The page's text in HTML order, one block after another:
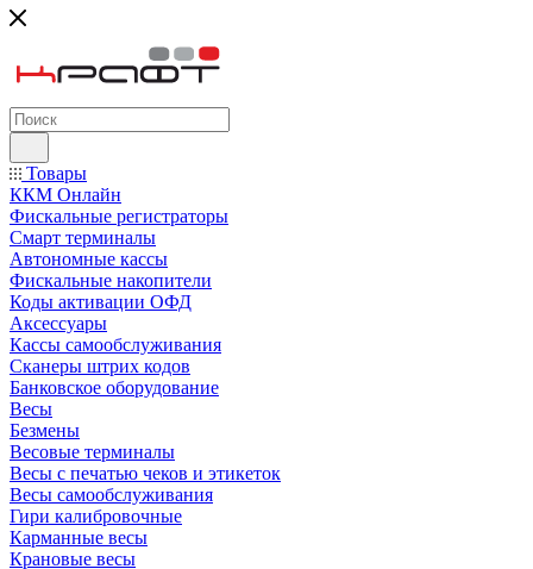
Товары
ККМ Онлайн
Фискальные регистраторы
Смарт терминалы
Автономные кассы
Фискальные накопители
Коды активации ОФД
Аксессуары
Кассы самообслуживания
Сканеры штрих кодов
Банковское оборудование
Весы
Безмены
Весовые терминалы
Весы с печатью чеков и этикеток
Весы самообслуживания
Гири калибровочные
Карманные весы
Крановые весы